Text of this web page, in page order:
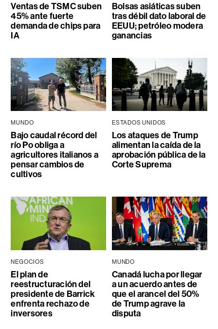
Ventas de TSMC suben
45% ante fuerte
demanda de chips para
IA
Bolsas asiáticas suben
tras débil dato laboral de
EEUU; petróleo modera
ganancias
MUNDO
Bajo caudal récord del
río Po obliga a
agricultores italianos a
pensar cambios de
cultivos
ESTADOS UNIDOS
Los ataques de Trump
alimentan la caída de la
aprobación pública de la
Corte Suprema
NEGOCIOS
El plan de
reestructuración del
presidente de Barrick
enfrenta rechazo de
inversores
MUNDO
Canadá lucha por llegar
a un acuerdo antes de
que el arancel del 50%
de Trump agrave la
disputa